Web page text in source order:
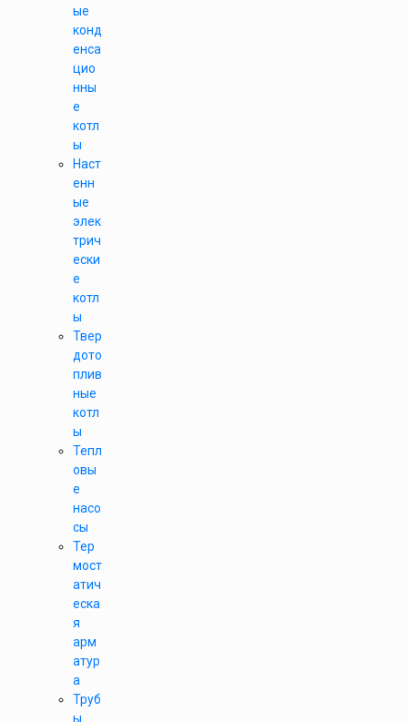
ые
конд
енса
цио
нны
е
котл
ы
Наст
енн
ые
элек
трич
ески
е
котл
ы
Твер
дото
плив
ные
котл
ы
Тепл
овы
е
насо
сы
Тер
мост
атич
еска
я
арм
атур
а
Труб
ы